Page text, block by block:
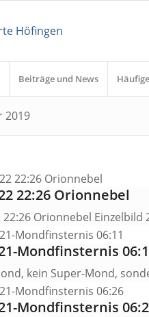
Beiträge und News
2019
22:26 Orionnebel
22:26 Orionnebel Einzelbild
Mondfinsternis
kein Super-Mond,
Mondfinsternis